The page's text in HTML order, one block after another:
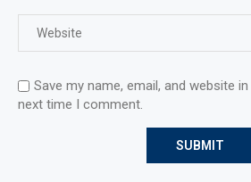
Save my name, email, and website
next time I comment.